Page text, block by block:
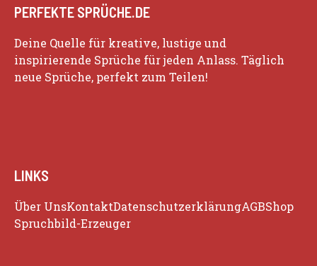
PERFEKTE SPRÜCHE.DE
Deine Quelle für kreative, lustige und
inspirierende Sprüche für jeden Anlass. Täglich
neue Sprüche, perfekt zum Teilen!
LINKS
Über UnsKontaktDatenschutzerklärungAGBShop
Spruchbild-Erzeuger